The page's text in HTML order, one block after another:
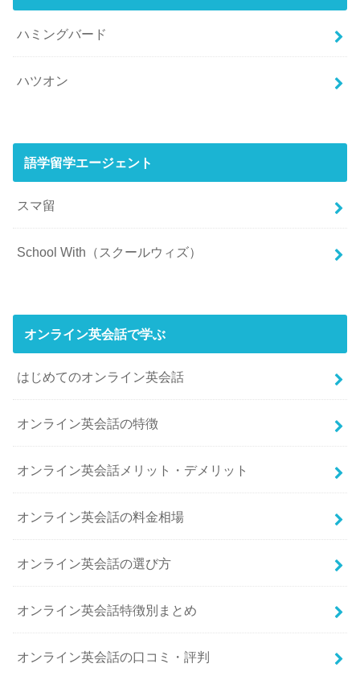
ハミングバード
ハツオン
語学留学エージェント
スマ留
School With（スクールウィズ）
オンライン英会話で学ぶ
はじめてのオンライン英会話
オンライン英会話の特徴
オンライン英会話メリット・デメリット
オンライン英会話の料金相場
オンライン英会話の選び方
オンライン英会話特徴別まとめ
オンライン英会話の口コミ・評判